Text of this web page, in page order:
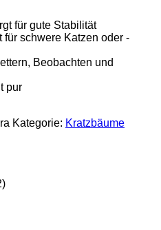
für gute Stabilität
für schwere Katzen oder -
Beobachten und
pur
Kategorie: Kratzbäume